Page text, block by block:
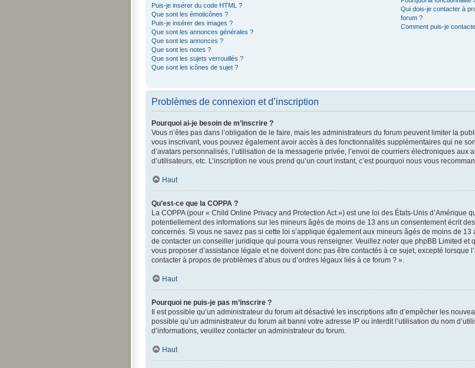
Puis-je insérer du code HTML ?
Que sont les émoticônes ?
Puis-je insérer des images ?
Que sont les annonces générales ?
Que sont les annonces ?
Que sont les notes ?
Que sont les sujets verrouillés ?
Que sont les icônes de sujet ?
Qui dois-je contacter à
forum ?
Comment puis-je
Problèmes de connexion et d’inscription
Pourquoi ai-je besoin de m’inscrire ?
Vous n’êtes pas dans l’obligation de le faire, mais les administrateurs du forum peuvent limiter la
vous inscrivant, vous pouvez également avoir accès à des fonctionnalités supplémentaires qui ne
d’avatars personnalisés, l’utilisation de la messagerie privée, l’envoi de courriers électroniques aux
d’utilisateurs, etc. L’inscription ne vous prend qu’un court instant, c’est pourquoi nous vous
Haut
Qu’est-ce que la COPPA ?
La COPPA (pour « Child Online Privacy and Protection Act ») est une loi des États-Unis d’Amérique
potentiellement des informations sur les mineurs âgés de moins de 13 ans un consentement écrit
concernés. Si vous ne savez pas si cette loi s’applique également aux mineurs âgés de moins de
de contacter un conseiller juridique qui pourra vous renseigner. Veuillez noter que phpBB Limited et
vous proposer d’assistance légale et ne doivent donc pas être contactés à ce sujet, excepté lorsque
contacter à propos de problèmes d’abus ou d’ordres légaux liés à ce forum ? ».
Haut
Pourquoi ne puis-je pas m’inscrire ?
Il est possible qu’un administrateur du forum ait désactivé les inscriptions afin d’empêcher les
possible qu’un administrateur du forum ait banni votre adresse IP ou interdit l’utilisation du nom
d’informations, veuillez contacter un administrateur du forum.
Haut